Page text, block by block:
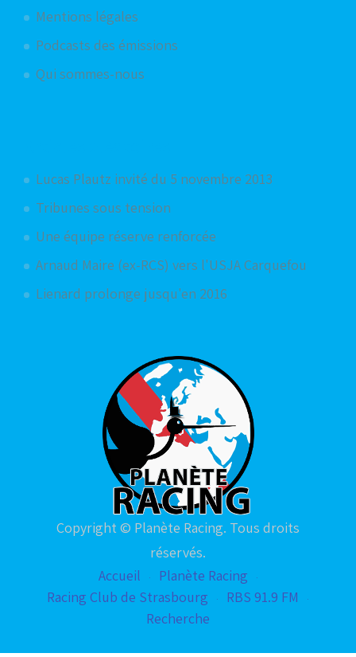
Mentions légales
Podcasts des émissions
Qui sommes-nous
Lucas Plautz invité du 5 novembre 2013
Tribunes sous tension
Une équipe réserve renforcée
Arnaud Maire (ex-RCS) vers l'USJA Carquefou
Lienard prolonge jusqu'en 2016
Copyright © Planète Racing. Tous droits
réservés.
Accueil
Planète Racing
Racing Club de Strasbourg
RBS 91.9 FM
Recherche